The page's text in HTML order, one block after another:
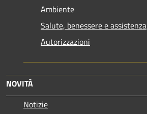
Ambiente
Salute, benessere e assistenza
Autorizzazioni
NOVITÀ
Notizie